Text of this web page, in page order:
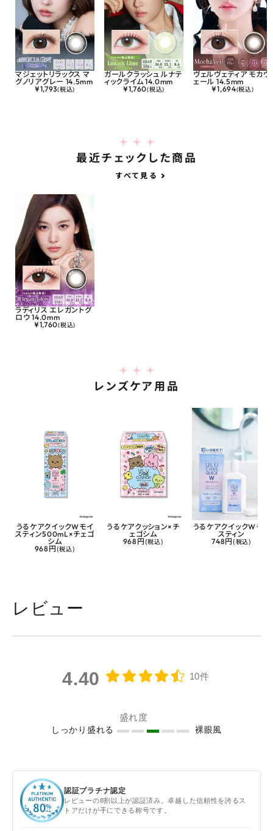
マジェットリラックス マ
グノリアグレー 14.5mm
¥1,793(税込)
ガールクラッシュ ルナテ
ィックライム 14.0mm
¥1,760(税込)
ヴェルヴェティア モカヴ
ェール 14.5mm
¥1,694(税込)
最近チェックした商品
すべて見る
ラディリス エレガントグ
ロウ 14.0mm
¥1,760(税込)
レンズケア用品
うるケアクイックWモイ
スティン500mL×チェゴ
シム
968円 (税込)
うるケアクッション×チ
ェゴシム
968円 (税込)
うるケアクイックWモイ
スティン
748円 (税込)
レビュー
4.40 10件
盛れ度
しっかり盛れる 裸眼風
認証プラチナ認定
レビューの8割以上が認証済み。卓越した信頼性を誇るス
トアだけが手にできる称号です。